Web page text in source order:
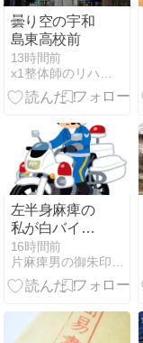
曇り空の宇和
島東高校前
13時間前
x1整体師のリハビリ日記
左半身麻痺の
私が白バイ隊
に転身しまし
た
16時間前
片麻痺男の御朱印集め旅行記